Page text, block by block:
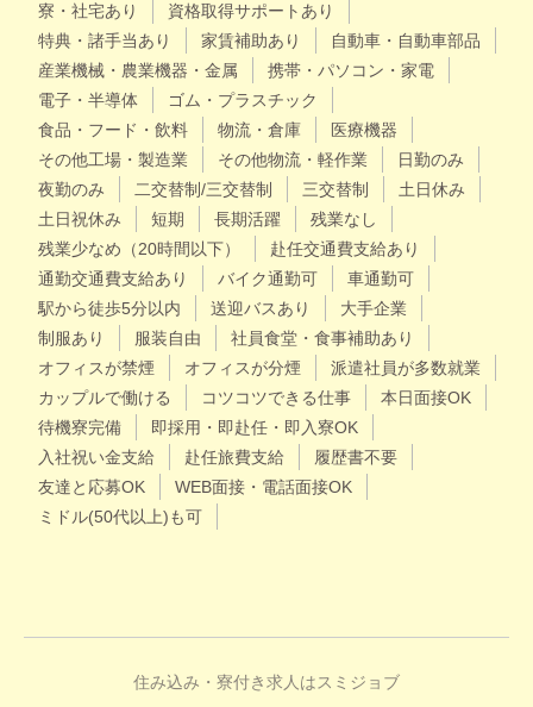
寮・社宅あり
資格取得サポートあり
特典・諸手当あり
家賃補助あり
自動車・自動車部品
産業機械・農業機器・金属
携帯・パソコン・家電
電子・半導体
ゴム・プラスチック
食品・フード・飲料
物流・倉庫
医療機器
その他工場・製造業
その他物流・軽作業
日勤のみ
夜勤のみ
二交替制/三交替制 三交替制
土日休み
土日祝休み
短期 長期活躍
残業なし
残業少なめ（20時間以下）
赴任交通費支給あり
通勤交通費支給あり
バイク通勤可
車通勤可
駅から徒歩5分以内
送迎バスあり
大手企業
制服あり
服装自由
社員食堂・食事補助あり
オフィスが禁煙
オフィスが分煙
派遣社員が多数就業
カップルで働ける
コツコツできる仕事
本日面接OK
待機寮完備
即採用・即赴任・即入寮OK
入社祝い金支給
赴任旅費支給
履歴書不要
友達と応募OK
WEB面接・電話面接OK
ミドル(50代以上)も可
住み込み・寮付き求人はスミジョブ